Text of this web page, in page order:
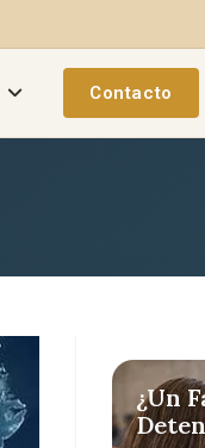
Contacto
¿Un